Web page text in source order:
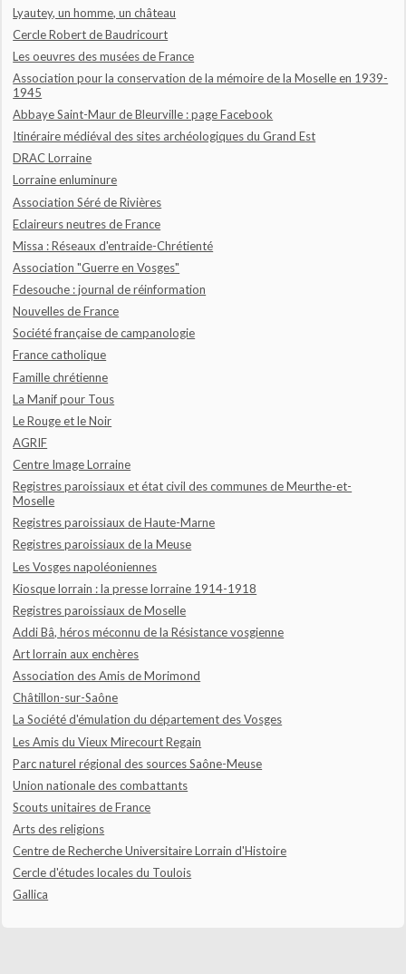
Lyautey, un homme, un château
Cercle Robert de Baudricourt
Les oeuvres des musées de France
Association pour la conservation de la mémoire de la Moselle en 1939-
1945
Abbaye Saint-Maur de Bleurville : page Facebook
Itinéraire médiéval des sites archéologiques du Grand Est
DRAC Lorraine
Lorraine enluminure
Association Séré de Rivières
Eclaireurs neutres de France
Missa : Réseaux d'entraide-Chrétienté
Association "Guerre en Vosges"
Fdesouche : journal de réinformation
Nouvelles de France
Société française de campanologie
France catholique
Famille chrétienne
La Manif pour Tous
Le Rouge et le Noir
AGRIF
Centre Image Lorraine
Registres paroissiaux et état civil des communes de Meurthe-et-
Moselle
Registres paroissiaux de Haute-Marne
Registres paroissiaux de la Meuse
Les Vosges napoléoniennes
Kiosque lorrain : la presse lorraine 1914-1918
Registres paroissiaux de Moselle
Addi Bâ, héros méconnu de la Résistance vosgienne
Art lorrain aux enchères
Association des Amis de Morimond
Châtillon-sur-Saône
La Société d'émulation du département des Vosges
Les Amis du Vieux Mirecourt Regain
Parc naturel régional des sources Saône-Meuse
Union nationale des combattants
Scouts unitaires de France
Arts des religions
Centre de Recherche Universitaire Lorrain d'Histoire
Cercle d'études locales du Toulois
Gallica